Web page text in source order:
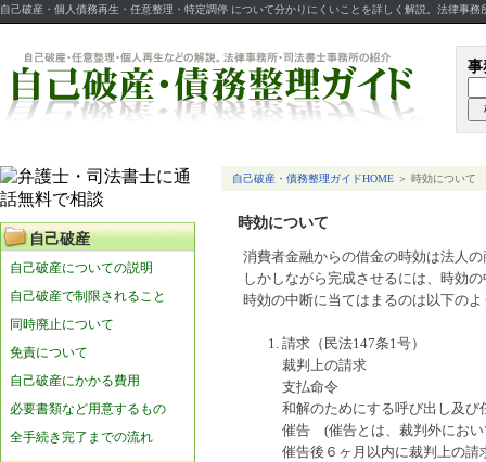
自己破産・個人債務再生・任意整理・特定調停 について分かりにくいことを詳しく解説。法律事務
事
自己破産
自己破産についての説明
自己破産で制限されること
同時廃止について
免責について
自己破産にかかる費用
必要書類など用意するもの
全手続き完了までの流れ
自己破産・債務整理ガイドHOME ＞ 時効について
時効について
消費者金融からの借金の時効は法人
しかしながら完成させるには、時効
時効の中断に当てはまるのは以下の
請求（民法147条1号）
裁判上の請求
支払命令
和解のためにする呼び出し及び
催告 (催告とは、裁判外におい
催告後６ヶ月以内に裁判上の